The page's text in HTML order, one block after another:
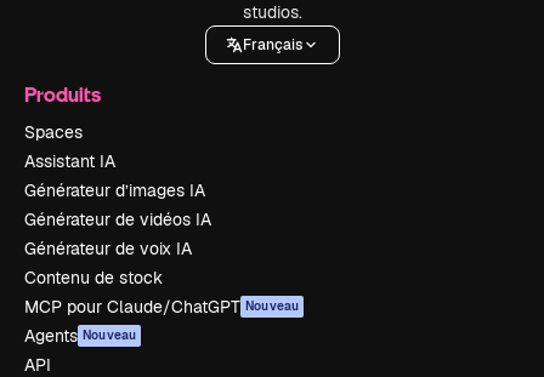
studios.
Français
Produits
Spaces
Assistant IA
Générateur d’images IA
Générateur de vidéos IA
Générateur de voix IA
Contenu de stock
MCP pour Claude/ChatGPT Nouveau
Agents Nouveau
API